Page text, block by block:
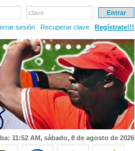
clave
sesión
Recuperar clave Regístrate!!!
11:52 AM, sábado, 8 de agosto de 2026